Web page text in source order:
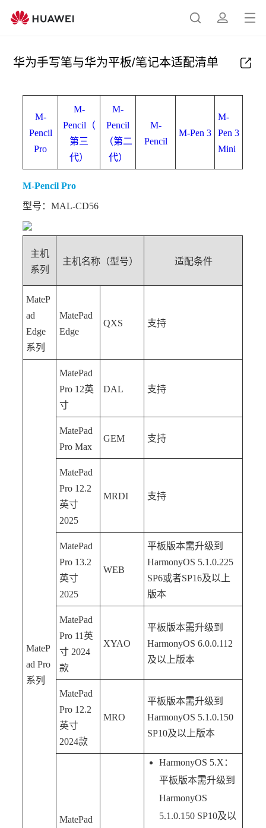
搜
简
打
单
华为手写笔与华为平板/笔记本适配清单
M-
Pencil
Pro
M-
Pencil（
第三
代）
M-
Pencil
（第二
代）
M-
Pencil
M-Pen 3
M-
Pen 3
Mini
M-Pencil Pro
型号：MAL-CD56
主机
系列
主机名称（型号） 适配条件
MateP
ad
Edge
系列
MatePad
Edge
QXS 支持
MateP
ad Pro
系列
MatePad
Pro 12英
寸
DAL 支持
MatePad
Pro Max
GEM 支持
MatePad
Pro 12.2
英寸
2025
MRDI 支持
MatePad
Pro 13.2
英寸
2025
WEB
平板版本需升级到
HarmonyOS 5.1.0.225
SP6或者SP16及以上
版本
MatePad
Pro 11英
寸 2024
款
XYAO
平板版本需升级到
HarmonyOS 6.0.0.112
及以上版本
MatePad
Pro 12.2
英寸
2024款
MRO
平板版本需升级到
HarmonyOS 5.1.0.150
SP10及以上版本
MatePad
HarmonyOS 5.X：
平板版本需升级到
HarmonyOS
5.1.0.150 SP10及以